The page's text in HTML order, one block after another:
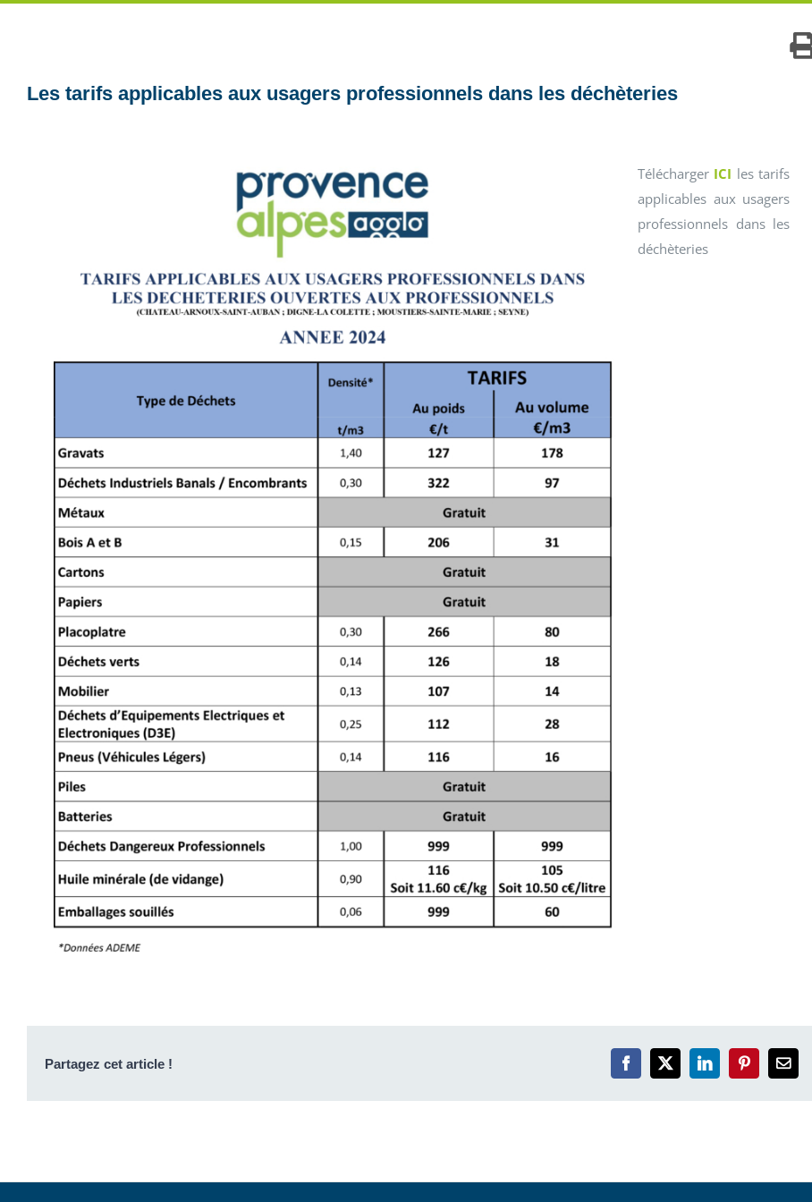
Les tarifs applicables aux usagers professionnels dans les déchèteries
Télécharger ICI les tarifs
applicables aux usagers
professionnels dans les
déchèteries
Partagez cet article ! Facebook
X LinkedInPinterestEmail